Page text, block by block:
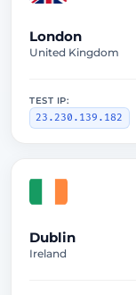
London
United Kingdom
TEST IP:
23.230.139.182
Dublin
Ireland